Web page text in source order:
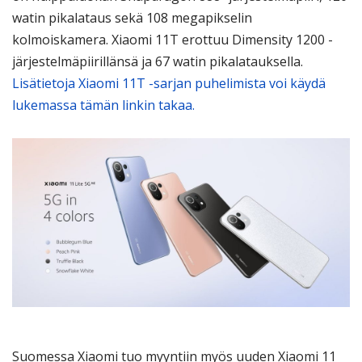
watin pikalataus sekä 108 megapikselin
kolmoiskamera. Xiaomi 11T erottuu Dimensity 1200 -
järjestelmäpiirillänsä ja 67 watin pikalatauksella.
Lisätietoja Xiaomi 11T -sarjan puhelimista voi käydä
lukemassa tämän linkin takaa.
Suomessa Xiaomi tuo myyntiin myös uuden Xiaomi 11